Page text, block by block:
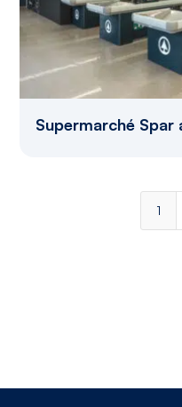
Supermarché Spar
1